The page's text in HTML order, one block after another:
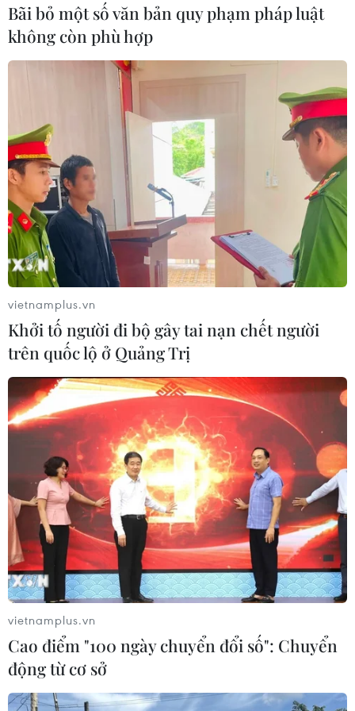
và đảng Do Thái giáo chính thống Shas và
United Torah Judaism./.
(TTXVN/Vietnam+)
#Thủ tướng Israel Benjamin Netanyahu
#Bầu cử nghị viện
#Luật nghĩa vụ quân sự Israel
Theo dõi VietnamPlus
TIN LIÊN QUAN
Bãi bỏ một số văn bản quy phạm pháp luật
không còn phù hợp
vietnamplus.vn
Khởi tố người đi bộ gây tai nạn chết người
trên quốc lộ ở Quảng Trị
vietnamplus.vn
Cao điểm "100 ngày chuyển đổi số": Chuyển
động từ cơ sở